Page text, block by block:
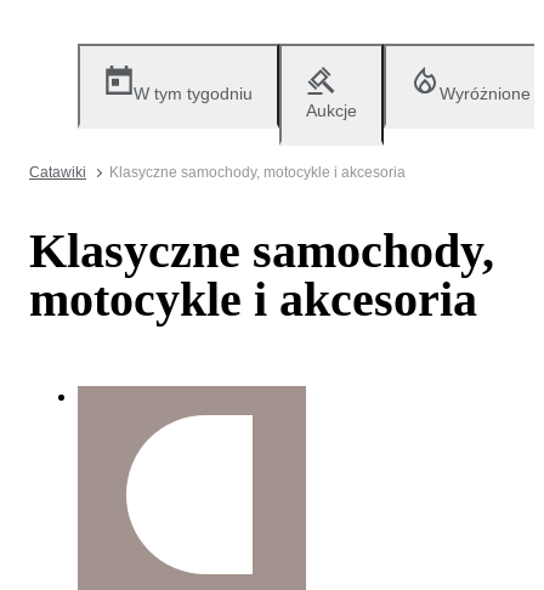
W tym tygodniu
Aukcje
Wyróżnione
Catawiki Klasyczne samochody, motocykle i akcesoria
Klasyczne samochody,
motocykle i akcesoria